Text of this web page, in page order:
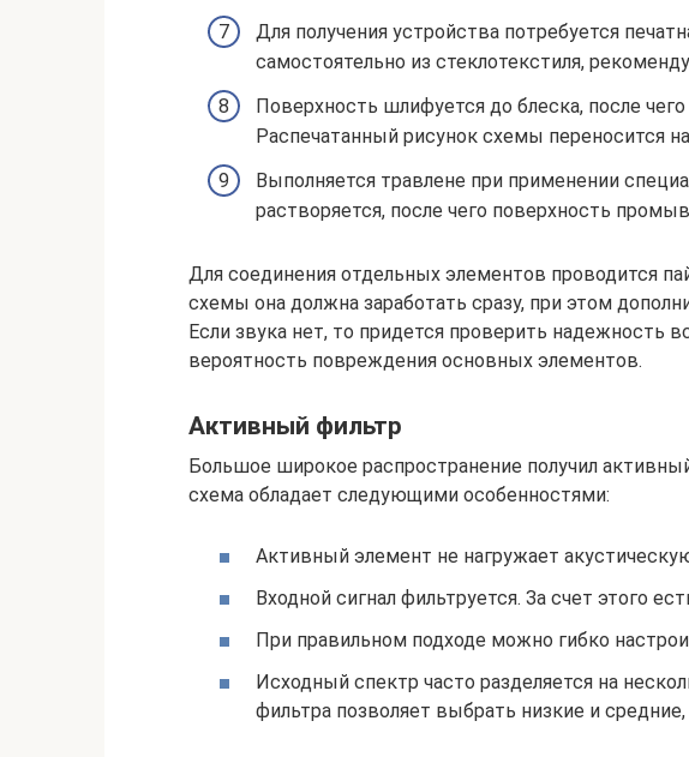
Для получения устройства потребуется
самостоятельно из стеклотекстиля,
Поверхность шлифуется до блеска, после
Распечатанный рисунок схемы переносится
Выполняется травлене при применении
растворяется, после чего поверхность
Для соединения отдельных элементов проводится
схемы она должна заработать сразу, при этом
Если звука нет, то придется проверить надежность
вероятность повреждения основных элементов.
Активный фильтр
Большое широкое распространение получил
схема обладает следующими особенностями:
Активный элемент не нагружает
Входной сигнал фильтруется. За счет этого
При правильном подходе можно гибко
Исходный спектр часто разделяется на
фильтра позволяет выбрать низкие и